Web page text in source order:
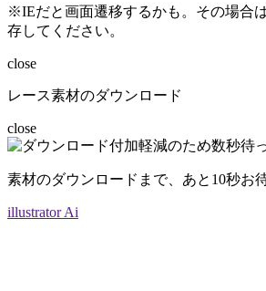
※IEだと画面遷移するかも。その場合
存してください。
close
レース素材のダウンロード
close
素材のダウンロードまで、あと 10秒お
illustrator Ai